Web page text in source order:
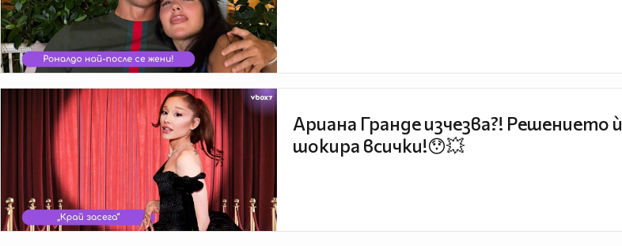
Ариана Гранде изчезва?! Решението ѝ
шокира всички!😯💥